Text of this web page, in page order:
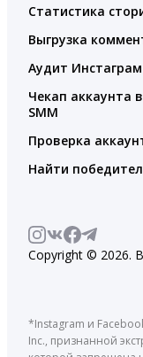
Статистика
Выгрузка
Аудит Инстаграм
Чекап аккаунта
SMM
Проверка
Найти
Copyright © 2026.
*Instagram и
Inc., признанной